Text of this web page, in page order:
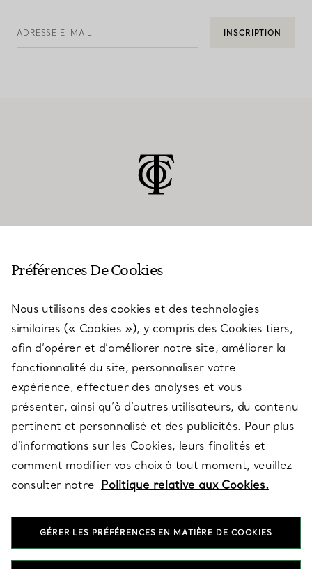
ADRESSE E-MAIL INSCRIPTION
SERVICES
À PROPOS
QUESTIONS LÉGALES
SUIVEZ-NOUS
Préférences De Cookies
Nous utilisons des cookies et des technologies
similaires (« Cookies »), y compris des Cookies tiers,
afin d’opérer et d’améliorer notre site, améliorer la
fonctionnalité du site, personnaliser votre
expérience, effectuer des analyses et vous
présenter, ainsi qu’à d’autres utilisateurs, du contenu
pertinent et personnalisé et des publicités. Pour plus
d’informations sur les Cookies, leurs finalités et
comment modifier vos choix à tout moment, veuillez
consulter notre Politique relative aux Cookies.
GÉRER LES PRÉFÉRENCES EN MATIÈRE DE COOKIES